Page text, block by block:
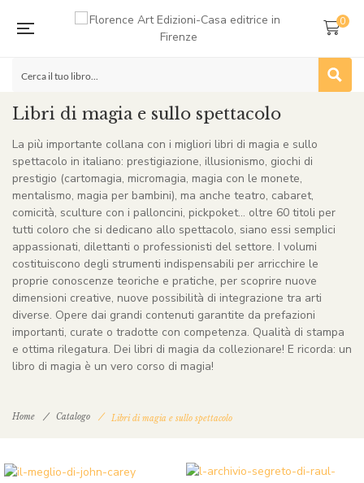
0
Libri di magia e sullo spettacolo
La più importante collana con i migliori libri di magia e sullo
spettacolo in italiano: prestigiazione, illusionismo, giochi di
prestigio (cartomagia, micromagia, magia con le monete,
mentalismo, magia per bambini), ma anche teatro, cabaret,
comicità, sculture con i palloncini, pickpoket… oltre 60 titoli per
tutti coloro che si dedicano allo spettacolo, siano essi semplici
appassionati, dilettanti o professionisti del settore. I volumi
costituiscono degli strumenti indispensabili per arricchire le
proprie conoscenze teoriche e pratiche, per scoprire nuove
dimensioni creative, nuove possibilità di integrazione tra arti
diverse. Opere dai grandi contenuti garantite da prefazioni
importanti, curate o tradotte con competenza. Qualità di stampa
e ottima rilegatura. Dei libri di magia da collezionare! E ricorda: un
libro di magia è un vero corso di magia!
Home Catalogo Libri di magia e sullo spettacolo